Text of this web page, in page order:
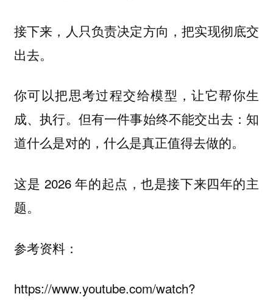
接下来，人只负责决定方向，把实现彻底交
出去。
你可以把思考过程交给模型，让它帮你生
成、执行。但有一件事始终不能交出去：知
道什么是对的，什么是真正值得去做的。
这是 2026 年的起点，也是接下来四年的主
题。
参考资料：
https://www.youtube.com/watch?